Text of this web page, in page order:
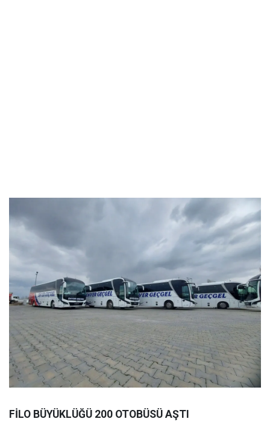
FİLO BÜYÜKLÜĞÜ 200 OTOBÜSÜ AŞTI